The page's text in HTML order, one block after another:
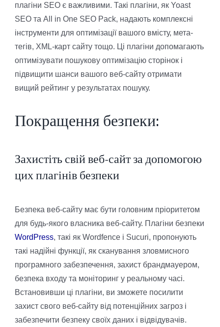
плагіни SEO є важливими. Такі плагіни, як Yoast
SEO та All in One SEO Pack, надають комплексні
інструменти для оптимізації вашого вмісту, мета-
тегів, XML-карт сайту тощо. Ці плагіни допомагають
оптимізувати пошукову оптимізацію сторінок і
підвищити шанси вашого веб-сайту отримати
вищий рейтинг у результатах пошуку.
Покращення безпеки:
Захистіть свій веб-сайт за допомогою
цих плагінів безпеки
Безпека веб-сайту має бути головним пріоритетом
для будь-якого власника веб-сайту. Плагіни безпеки
WordPress, такі як Wordfence і Sucuri, пропонують
такі надійні функції, як сканування зловмисного
програмного забезпечення, захист брандмауером,
безпека входу та моніторинг у реальному часі.
Встановивши ці плагіни, ви зможете посилити
захист свого веб-сайту від потенційних загроз і
забезпечити безпеку своїх даних і відвідувачів.